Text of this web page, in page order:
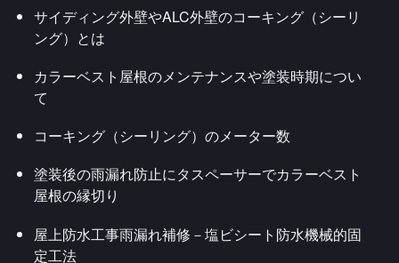
サイディング外壁やALC外壁のコーキング（シーリ
ング）とは
カラーベスト屋根のメンテナンスや塗装時期につい
て
コーキング（シーリング）のメーター数
塗装後の雨漏れ防止にタスペーサーでカラーベスト
屋根の縁切り
屋上防水工事雨漏れ補修－塩ビシート防水機械的固
定工法